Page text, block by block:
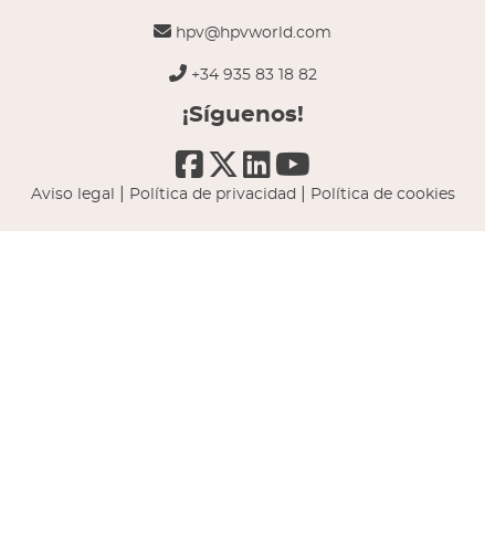
hpv@hpvworld.com
+34 935 83 18 82
¡Síguenos!
Aviso legal Política de privacidad Política de cookies